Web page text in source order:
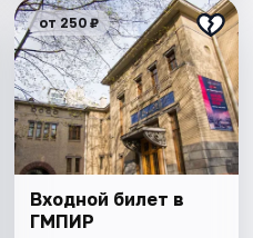
от 250 ₽
Входной билет в
ГМПИР